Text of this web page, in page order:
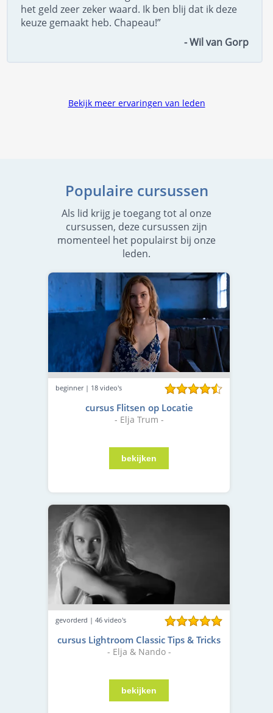
het geld zeer zeker waard. Ik ben blij dat ik deze
keuze gemaakt heb. Chapeau!”
- Wil van Gorp
Bekijk meer ervaringen van leden
Populaire cursussen
Als lid krijg je toegang tot al onze
cursussen, deze cursussen zijn
momenteel het populairst bij onze
leden.
beginner | 18 video's
cursus Flitsen op Locatie
- Elja Trum -
gevorderd | 46 video's
cursus Lightroom Classic Tips & Tricks
- Elja & Nando -